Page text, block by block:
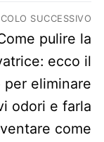
SUCCESSIVO
post:
pulire la
ecco il
per eliminare
odori e farla
come